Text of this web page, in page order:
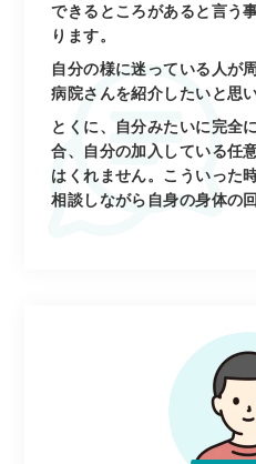
できるところがあると言う
ります。
自分の様に迷っている人が
病院さんを紹介したいと思い
とくに、自分みたいに完全
合、自分の加入している任
はくれません。こういった
相談しながら自身の身体の